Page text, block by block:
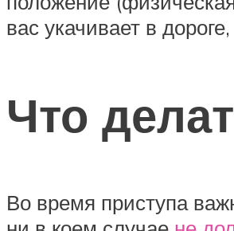
вас укачивает в
Что
Во время приступа